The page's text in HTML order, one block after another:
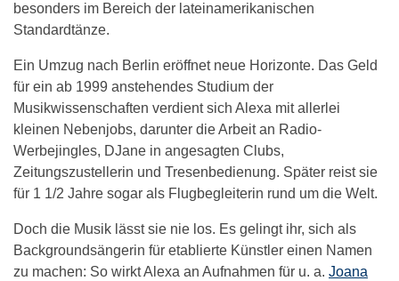
besonders im Bereich der lateinamerikanischen
Standardtänze.
Ein Umzug nach Berlin eröffnet neue Horizonte. Das Geld
für ein ab 1999 anstehendes Studium der
Musikwissenschaften verdient sich Alexa mit allerlei
kleinen Nebenjobs, darunter die Arbeit an Radio-
Werbejingles, DJane in angesagten Clubs,
Zeitungszustellerin und Tresenbedienung. Später reist sie
für 1 1/2 Jahre sogar als Flugbegleiterin rund um die Welt.
Doch die Musik lässt sie nie los. Es gelingt ihr, sich als
Backgroundsängerin für etablierte Künstler einen Namen
zu machen: So wirkt Alexa an Aufnahmen für u. a. Joana